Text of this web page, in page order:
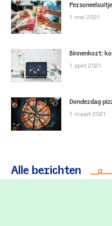
1 mei 2021
Binnenkort:
1 april 2021
Donderdag
1 maart 2021
Alle berichten